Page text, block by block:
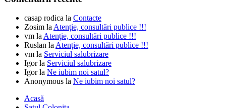
casap rodica la Contacte
Zosim la Atenție, consultări publice !!!
vm la Atenție, consultări publice !!!
Ruslan la Atenție, consultări publice !!!
vm la Serviciul salubrizare
Igorla Serviciul salubrizare
Igorla Ne iubim noi satul?
Anonymous la Ne iubim noi satul?
Acasă